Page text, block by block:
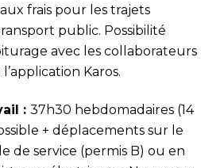
frais pour les trajets
public. Possibilité
avec les collaborateurs
Karos.
: 37h30 hebdomadaires (14
+ déplacements sur le
de service (permis B) ou en